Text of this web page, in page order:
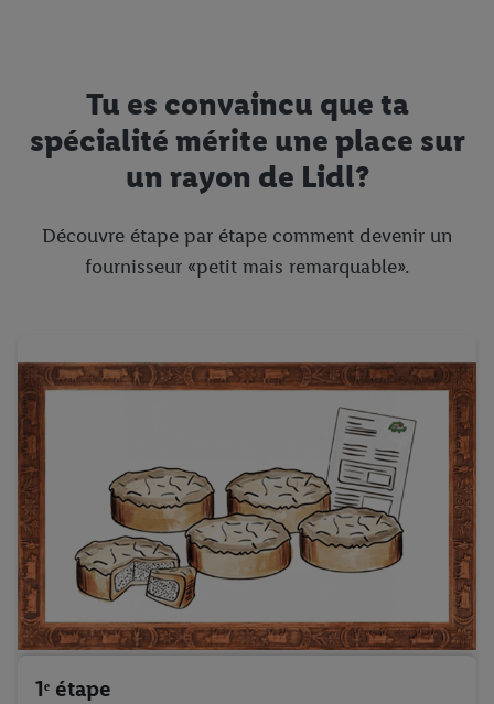
Tu es convaincu que ta
spécialité mérite une place sur
un rayon de Lidl?
Découvre étape par étape comment devenir un
fournisseur «petit mais remarquable».
1ᵉ étape